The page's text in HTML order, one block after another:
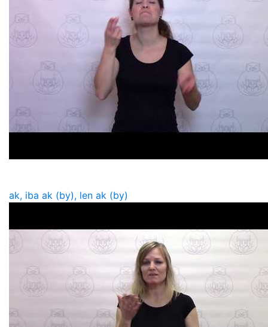
ak, iba ak (by), len ak (by)